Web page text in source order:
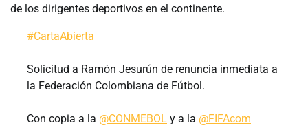
de los dirigentes deportivos en el continente.
#CartaAbierta
Solicitud a Ramón Jesurún de renuncia inmediata a
la Federación Colombiana de Fútbol.
Con copia a la @CONMEBOL y a la @FIFAcom